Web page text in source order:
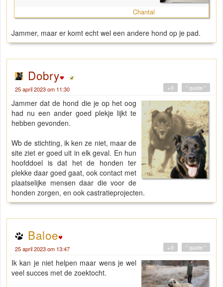
Chantal
Jammer, maar er komt echt wel een andere hond op je pad.
Dobry
25 april 2023 om 11:30 " quote "
+0
Jammer dat de hond die je op het oog
had nu een ander goed plekje lijkt te
hebben gevonden.
Wb de stichting, ik ken ze niet, maar de
site ziet er goed uit in elk geval. En hun
hoofddoel is dat het de honden ter
plekke daar goed gaat, ook contact met
plaatselijke mensen daar die voor de
honden zorgen, en ook castratieprojecten.
Baloe
25 april 2023 om 13:47 " quote "
+0
Ik kan je niet helpen maar wens je wel
veel succes met de zoektocht.